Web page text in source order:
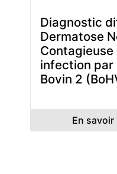
Diagnostic
Dermatose
infection par
Bovin 2
En